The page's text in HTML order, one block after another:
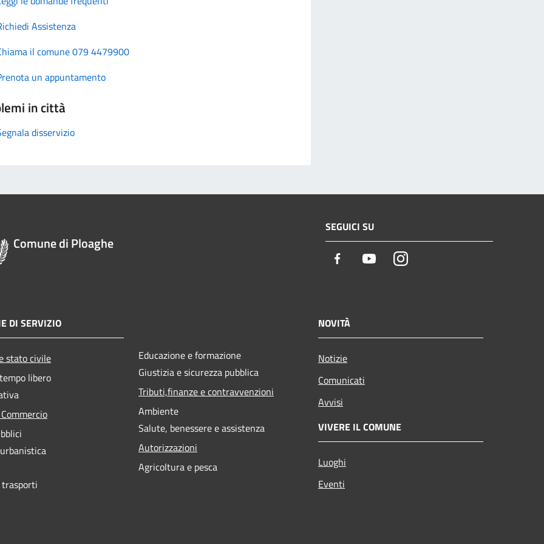
Assistenza
il comune 079 4479900
un appuntamento
in città
disservizio
Comune di Ploaghe
SEGUICI SU
Facebook YoutubeInstagram
DI SERVIZIO
stato civile
libero
Educazione e formazione
Giustizia e sicurezza pubblica
Tributi,finanze e contravvenzioni
Ambiente
Salute, benessere e assistenza
Autorizzazioni
Agricoltura e pesca
NOVITÀ
Notizie
Comunicati
Avvisi
VIVERE IL COMUNE
Luoghi
Eventi